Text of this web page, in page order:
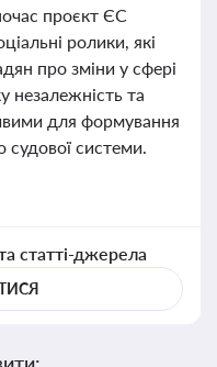
проєкт ЄС
ролики, які
про зміни у сфері
незалежність та
для формування
судової системи.
статті-джерела